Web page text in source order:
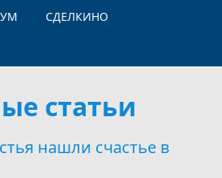
СДЕЛКИНО
статьи
нашли счастье в